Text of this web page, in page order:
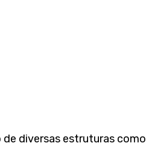
de diversas estruturas como